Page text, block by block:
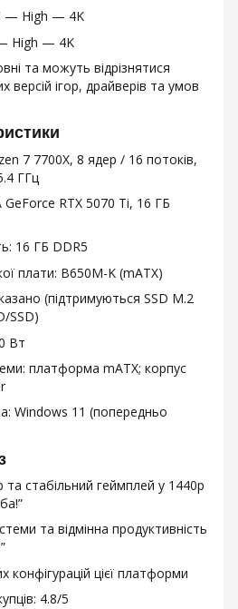
— High — 4K
High — 4K
та можуть відрізнятися
версій ігор, драйверів та умов
7 7700X, 8 ядер / 16 потоків,
ГГц
GeForce RTX 5070 Ti, 16 ГБ
16 ГБ DDR5
плати: B650M-K (mATX)
(підтримуються SSD M.2
SSD)
Вт
платформа mATX; корпус
Windows 11 (попередньо
та стабільний геймплей у 1440p
та відмінна продуктивність
конфігурацій цієї платформи
4.8/5